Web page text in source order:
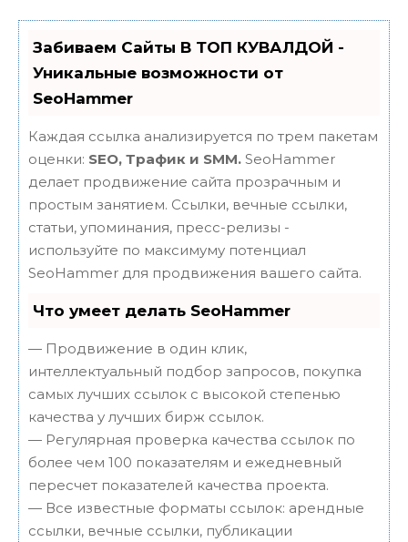
Забиваем Сайты В ТОП КУВАЛДОЙ -
Уникальные возможности от
SeoHammer
Каждая ссылка анализируется по трем пакетам
оценки: SEO, Трафик и SMM. SeoHammer
делает продвижение сайта прозрачным и
простым занятием. Ссылки, вечные ссылки,
статьи, упоминания, пресс-релизы -
используйте по максимуму потенциал
SeoHammer для продвижения вашего сайта.
Что умеет делать SeoHammer
— Продвижение в один клик,
интеллектуальный подбор запросов, покупка
самых лучших ссылок с высокой степенью
качества у лучших бирж ссылок.
— Регулярная проверка качества ссылок по
более чем 100 показателям и ежедневный
пересчет показателей качества проекта.
— Все известные форматы ссылок: арендные
ссылки, вечные ссылки, публикации